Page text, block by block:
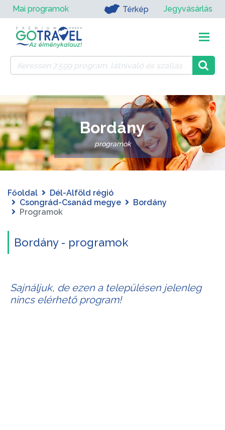
Mai programok Térkép Jegyvásárlás
Bordány
programok
Főoldal
Dél-Alföld régió
Csongrád-Csanád megye
Bordány
Programok
Bordány - programok
Sajnáljuk, de ezen a településen jelenleg
nincs elérhető program!